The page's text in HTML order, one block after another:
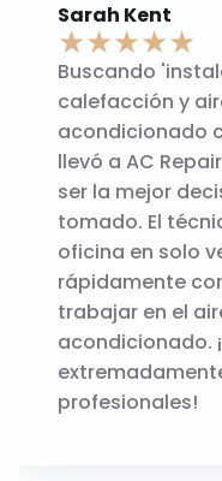
Sarah Kent
★★★★★
Buscando
calefacción y
acondicionado
llevó a AC
ser la mejor
tomado. El
oficina en solo
rápidamente
trabajar en el
acondicionado.
profesionales!